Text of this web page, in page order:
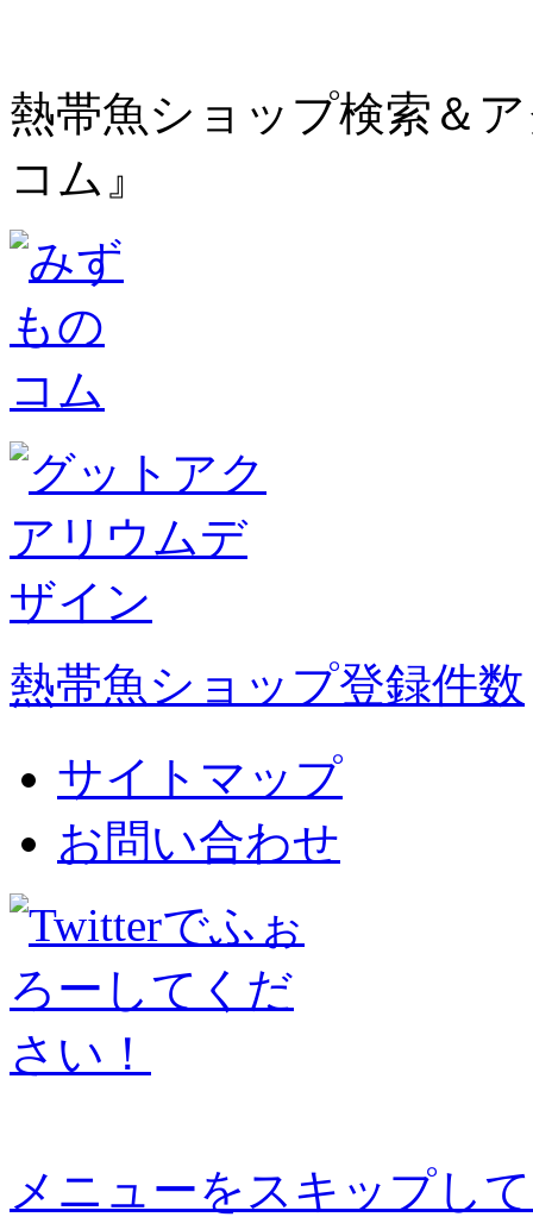
熱帯魚ショップ検索＆
コム』
熱帯魚ショップ登録件数
サイトマップ
お問い合わせ
メニューをスキップし